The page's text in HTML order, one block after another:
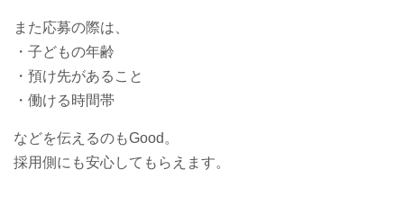
また応募の際は、
・子どもの年齢
・預け先があること
・働ける時間帯
などを伝えるのもGood。
採用側にも安心してもらえます。